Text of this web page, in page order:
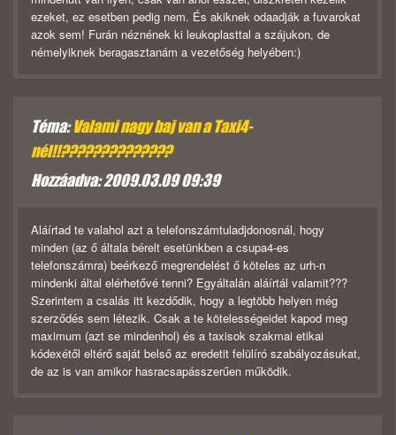
ezeket, ez esetben pedig nem. És akiknek odaadják a fuvarokat
azok sem! Furán néznének ki leukoplasttal a szájukon, de
némelyiknek beragasztanám a vezetőség helyében:)
Téma:Valami nagy baj van a Taxi4-
nél!!??????????????
Hozzáadva: 2009.03.09 09:39
Aláírtad te valahol azt a telefonszámtuladjdonosnál, hogy
minden (az ő általa bérelt esetünkben a csupa4-es
telefonszámra) beérkező megrendelést ő köteles az urh-n
mindenki által elérhetővé tenni? Egyáltalán aláírtál valamit???
Szerintem a csalás itt kezdődik, hogy a legtöbb helyen még
szerződés sem létezik. Csak a te kötelességeidet kapod meg
maximum (azt se mindenhol) és a taxisok szakmai etikai
kódexétől eltérő saját belső az eredetit felülíró szabályozásukat,
de az is van amikor hasracsapásszerűen működik.